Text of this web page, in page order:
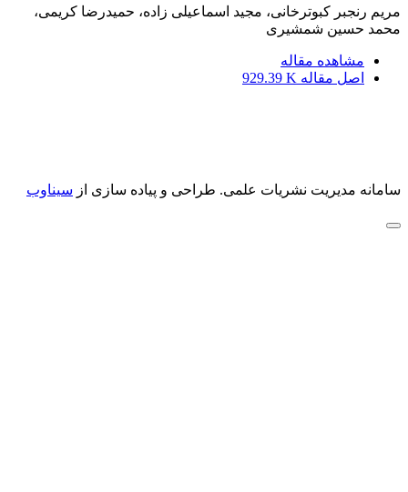
مریم رنجبر کبوترخانی، مجید اسماعیلی زاده، حمیدرضا کریمی،
محمد حسین شمشیری
مشاهده مقاله
اصل مقاله 929.39 K
سامانه مدیریت نشریات علمی. طراحی و پیاده سازی از سیناوب